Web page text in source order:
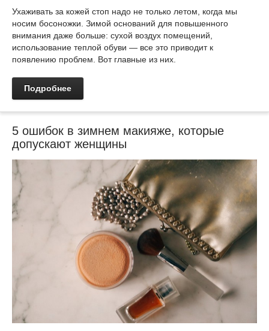
Ухаживать за кожей стоп надо не только летом, когда мы
носим босоножки. Зимой оснований для повышенного
внимания даже больше: сухой воздух помещений,
использование теплой обуви — все это приводит к
появлению проблем. Вот главные из них.
Подробнее
5 ошибок в зимнем макияже, которые
допускают женщины